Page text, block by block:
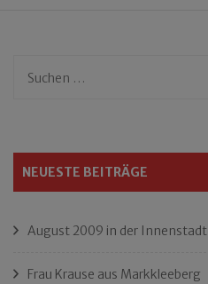
Suchen
NEUESTE BEITRÄGE
August 2009 in der Innenstadt
Frau Krause aus Markkleeberg